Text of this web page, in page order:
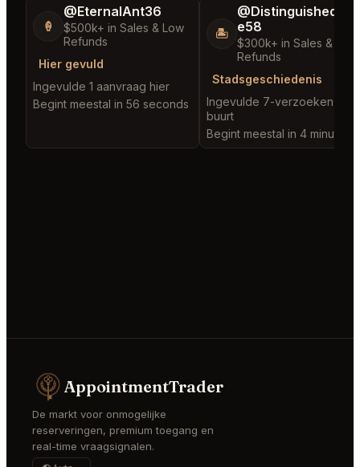
🍦
@EternalAnt36
$500k+ in Sales & Low
Refunds
Hier gevuld
Ingevulde 1 aanvraag hier
Begint meestal in 56 seconds
🏝️
@DistinguishedTre
e58
$300k+ in Sales & Low
Refunds
Stadsgeschiedenis
Ingevulde 7-verzoeken in
buurt
Begint meestal in 4 minutes
AppointmentTrader
De markt voor onmogelijke
reserveringen, premium toegang en
real-time vraagsignalen.